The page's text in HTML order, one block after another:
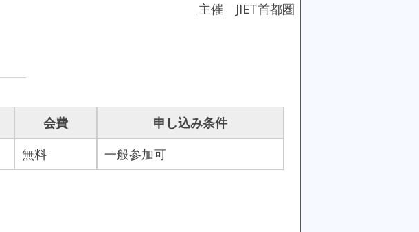
主催 JIET首都圏
会費
申し込み条件
無料 一般参加可